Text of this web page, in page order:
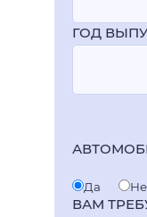
ГОД
Да
ВАМ